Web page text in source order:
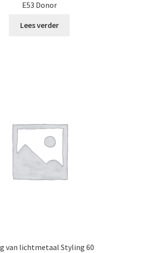
E53 Donor
Lees verder
van lichtmetaal Styling 60